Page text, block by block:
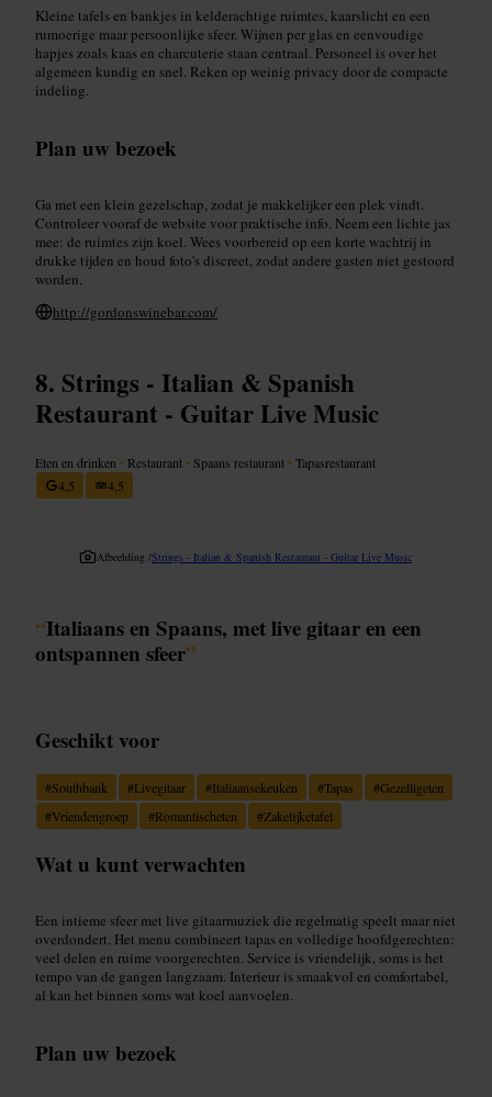
Kleine tafels en bankjes in kelderachtige ruimtes, kaarslicht en een
rumoerige maar persoonlijke sfeer. Wijnen per glas en eenvoudige
hapjes zoals kaas en charcuterie staan centraal. Personeel is over het
algemeen kundig en snel. Reken op weinig privacy door de compacte
indeling.
Plan uw bezoek
Ga met een klein gezelschap, zodat je makkelijker een plek vindt.
Controleer vooraf de website voor praktische info. Neem een lichte jas
mee: de ruimtes zijn koel. Wees voorbereid op een korte wachtrij in
drukke tijden en houd foto's discreet, zodat andere gasten niet gestoord
worden.
http://gordonswinebar.com/
Strings - Italian & Spanish
Restaurant - Guitar Live Music
Eten en drinken • Restaurant • Spaans restaurant •Tapasrestaurant
4,5
4,5
Afbeelding /Strings - Italian & Spanish Restaurant - Guitar Live Music
“Italiaans en Spaans, met live gitaar en een
ontspannen sfeer”
Geschikt voor
#Southbank #Livegitaar #Italiaansekeuken #Tapas #Gezelligeten
#Vriendengroep #Romantischeten #Zakelijketafel
Wat u kunt verwachten
Een intieme sfeer met live gitaarmuziek die regelmatig speelt maar niet
overdondert. Het menu combineert tapas en volledige hoofdgerechten:
veel delen en ruime voorgerechten. Service is vriendelijk, soms is het
tempo van de gangen langzaam. Interieur is smaakvol en comfortabel,
al kan het binnen soms wat koel aanvoelen.
Plan uw bezoek